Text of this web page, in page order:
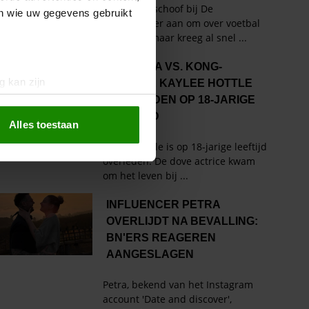
wie uw gegevens gebruikt
kan zijn
te bieden en om ons
partners voor social
die u aan ze heeft
met onze cookies als u
Alles toestaan